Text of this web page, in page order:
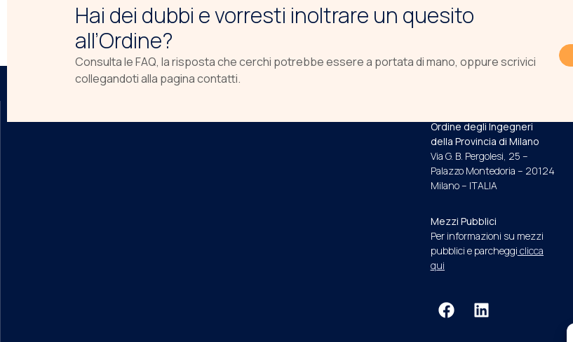
Hai dei dubbi e vorresti inoltrare un quesito
all’Ordine?
Consulta le FAQ, la risposta che cerchi potrebbe essere a portata di mano, oppure scrivici
collegandoti alla pagina contatti.
Ordine degli Ingegneri
della Provincia di Milano
Via G. B. Pergolesi, 25 –
Palazzo Montedoria – 20124
Milano – ITALIA
Mezzi Pubblici
Per informazioni su mezzi
pubblici e parcheggi clicca
qui